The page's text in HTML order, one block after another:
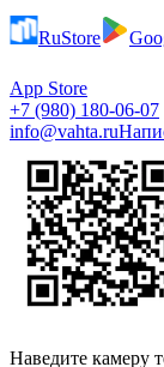
RuStore
App Store
+7 (980) 180-06-07
info@vahta.ru
Наведите камеру